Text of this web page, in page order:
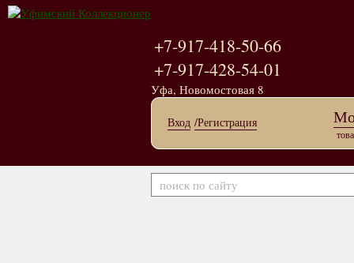
+7-917-418-50-66
+7-917-428-54-01
Уфа, Новомостовая 8
Вход /Регистрация